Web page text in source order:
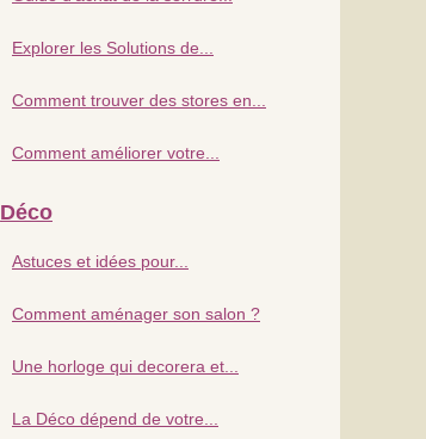
Explorer les Solutions de...
Comment trouver des stores en...
Comment améliorer votre...
Déco
Astuces et idées pour...
Comment aménager son salon ?
Une horloge qui decorera et...
La Déco dépend de votre...